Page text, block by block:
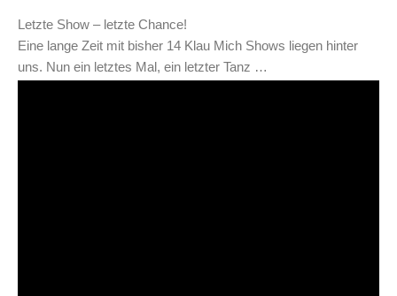
Letzte Show – letzte Chance!
Eine lange Zeit mit bisher 14 Klau Mich Shows liegen hinter
uns. Nun ein letztes Mal, ein letzter Tanz …